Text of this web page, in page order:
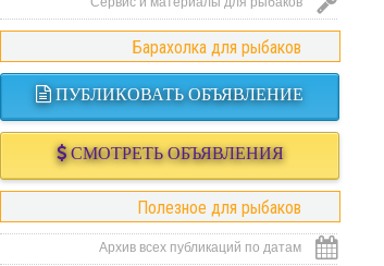
Барахолка для рыбаков
ПУБЛИКОВАТЬ ОБЪЯВЛЕНИЕ
СМОТРЕТЬ ОБЪЯВЛЕНИЯ
Полезное для рыбаков
Архив всех публикаций по датам